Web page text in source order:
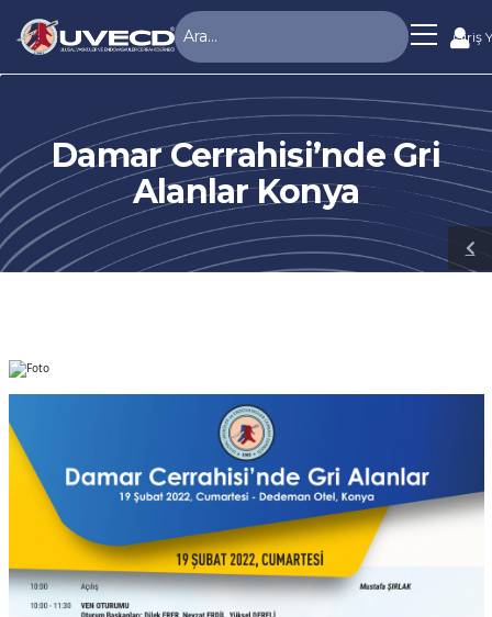
Giriş
Damar Cerrahisi’nde Gri
Alanlar Konya